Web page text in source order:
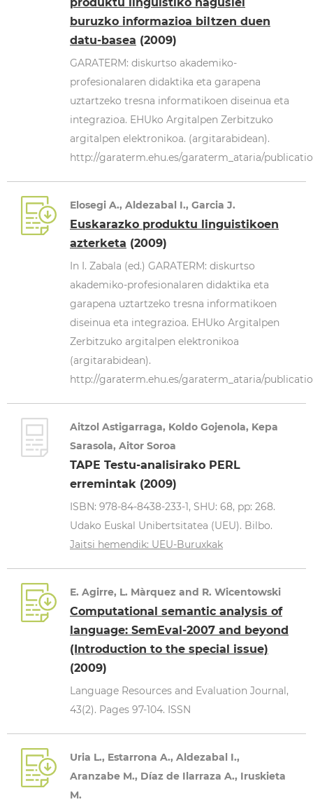
buruzko informazioa biltzen duen
datu-basea (2009)
GARATERM: diskurtso akademiko-
profesionalaren didaktika eta garapena
uztartzeko tresna informatikoen diseinua eta
integrazioa. EHUko Argitalpen Zerbitzuko
argitalpen elektronikoa. (argitarabidean).
http://garaterm.ehu.es/garaterm_ataria/
Elosegi A., Aldezabal I., Garcia J.
Euskarazko produktu linguistikoen
azterketa (2009)
In I. Zabala (ed.) GARATERM: diskurtso
akademiko-profesionalaren didaktika eta
garapena uztartzeko tresna informatikoen
diseinua eta integrazioa. EHUko Argitalpen
Zerbitzuko argitalpen elektronikoa
(argitarabidean).
http://garaterm.ehu.es/garaterm_ataria/
Aitzol Astigarraga, Koldo Gojenola, Kepa
Sarasola, Aitor Soroa
TAPE Testu-analisirako PERL
erremintak (2009)
ISBN: 978-84-8438-233-1, SHU: 68, pp: 268.
Udako Euskal Unibertsitatea (UEU). Bilbo.
Jaitsi hemendik: UEU-Buruxkak
E. Agirre, L. Màrquez and R. Wicentowski
Computational semantic analysis of
language: SemEval-2007 and beyond
(Introduction to the special issue)
(2009)
Language Resources and Evaluation Journal,
43(2). Pages 97-104. ISSN
Uria L., Estarrona A., Aldezabal I.,
Aranzabe M., Díaz de Ilarraza A., Iruskieta
M.